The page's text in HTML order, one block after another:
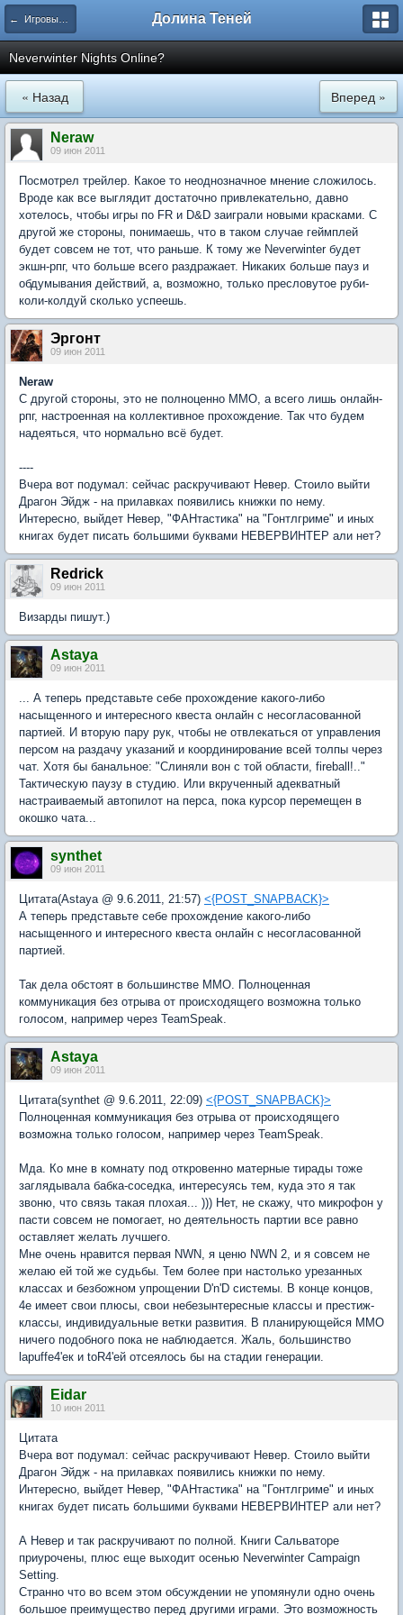
← Игровые инкарнации сеттинга Долина Теней
Neverwinter Nights Online?
« Назад Вперед »
Neraw
09 июн 2011
Посмотрел трейлер. Какое то неоднозначное мнение сложилось.
Вроде как все выглядит достаточно привлекательно, давно
хотелось, чтобы игры по FR и D&D заиграли новыми красками. С
другой же стороны, понимаешь, что в таком случае геймплей
будет совсем не тот, что раньше. К тому же Neverwinter будет
экшн-рпг, что больше всего раздражает. Никаких больше пауз и
обдумывания действий, а, возможно, только пресловутое руби-
коли-колдуй сколько успеешь.
Эргонт
09 июн 2011
Neraw
С другой стороны, это не полноценно ММО, а всего лишь онлайн-
рпг, настроенная на коллективное прохождение. Так что будем
надеяться, что нормально всё будет.
----
Вчера вот подумал: сейчас раскручивают Невер. Стоило выйти
Драгон Эйдж - на прилавках появились книжки по нему.
Интересно, выйдет Невер, "ФАНтастика" на "Гонтлгриме" и иных
книгах будет писать большими буквами НЕВЕРВИНТЕР али нет?
Redrick
09 июн 2011
Визарды пишут.)
Astaya
09 июн 2011
... А теперь представьте себе прохождение какого-либо
насыщенного и интересного квеста онлайн с несогласованной
партией. И вторую пару рук, чтобы не отвлекаться от управления
персом на раздачу указаний и координирование всей толпы через
чат. Хотя бы банальное: "Слиняли вон с той области, fireball!.."
Тактическую паузу в студию. Или вкрученный адекватный
настраиваемый автопилот на перса, пока курсор перемещен в
окошко чата...
synthet
09 июн 2011
Цитата(Astaya @ 9.6.2011, 21:57) <{POST_SNAPBACK}>
А теперь представьте себе прохождение какого-либо
насыщенного и интересного квеста онлайн с несогласованной
партией.
Так дела обстоят в большинстве ММО. Полноценная
коммуникация без отрыва от происходящего возможна только
голосом, например через TeamSpeak.
Astaya
09 июн 2011
Цитата(synthet @ 9.6.2011, 22:09) <{POST_SNAPBACK}>
Полноценная коммуникация без отрыва от происходящего
возможна только голосом, например через TeamSpeak.
Мда. Ко мне в комнату под откровенно матерные тирады тоже
заглядывала бабка-соседка, интересуясь тем, куда это я так
звоню, что связь такая плохая... ))) Нет, не скажу, что микрофон у
пасти совсем не помогает, но деятельность партии все равно
оставляет желать лучшего.
Мне очень нравится первая NWN, я ценю NWN 2, и я совсем не
желаю ей той же судьбы. Тем более при настолько урезанных
классах и безбожном упрощении D'n'D системы. В конце концов,
4е имеет свои плюсы, свои небезынтересные классы и престиж-
классы, индивидуальные ветки развития. В планирующейся MMO
ничего подобного пока не наблюдается. Жаль, большинство
lapuffe4'ек и toR4'ей отсеялось бы на стадии генерации.
Eidar
10 июн 2011
Цитата
Вчера вот подумал: сейчас раскручивают Невер. Стоило выйти
Драгон Эйдж - на прилавках появились книжки по нему.
Интересно, выйдет Невер, "ФАНтастика" на "Гонтлгриме" и иных
книгах будет писать большими буквами НЕВЕРВИНТЕР али нет?
А Невер и так раскручивают по полной. Книги Сальваторе
приурочены, плюс еще выходит осенью Neverwinter Campaign
Setting.
Странно что во всем этом обсуждении не упомянули одно очень
большое преимущество перед другими играми. Это возможность